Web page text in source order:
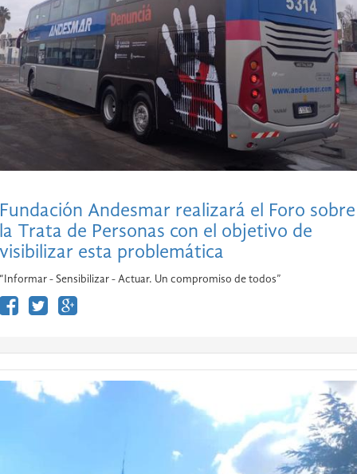
Fundación Andesmar realizará el Foro sobre
la Trata de Personas con el objetivo de
visibilizar esta problemática
“Informar - Sensibilizar - Actuar. Un compromiso de todos”